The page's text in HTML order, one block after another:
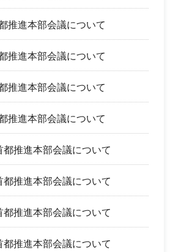
推進本部会議について
推進本部会議について
推進本部会議について
推進本部会議について
推進本部会議について
推進本部会議について
推進本部会議について
推進本部会議について